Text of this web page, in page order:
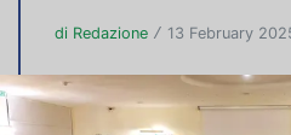
di Redazione / 13 February